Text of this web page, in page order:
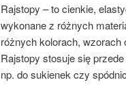
Rajstopy – to cienkie,
wykonane z różnych
różnych kolorach,
Rajstopy stosuje się
np. do sukienek czy